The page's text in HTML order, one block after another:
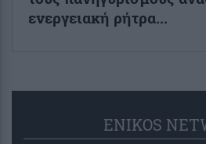
ενεργειακή ρήτρα...
ENIKOS